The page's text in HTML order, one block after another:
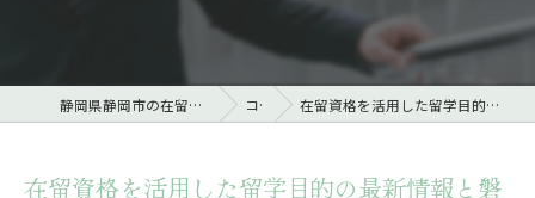
静岡県静岡市の在留資格なら大原国際行政書士事務所 コラム 在留資格を活用した留学目的の最新情報と磐田市の外国人動向を詳しく解説
在留資格を活用した留学目的の最新情報と磐